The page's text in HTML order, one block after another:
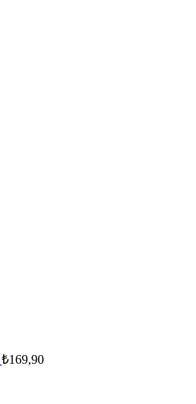
₺169,90